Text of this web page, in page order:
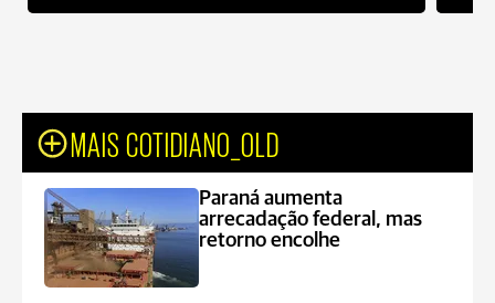
MAIS COTIDIANO_OLD
Paraná aumenta
arrecadação federal, mas
retorno encolhe